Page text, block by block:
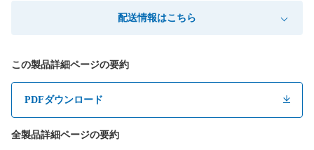
配送情報はこちら
この製品詳細ページの要約
PDFダウンロード
全製品詳細ページの要約